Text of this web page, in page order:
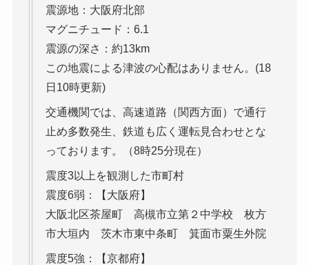
震源地：大阪府北部
マグニチュード：6.1
震源の深さ：約13km
この地震による津波の心配はありません。(18
日10時更新)
交通機関では、高速道路（関西方面）で通行
止め多数発生、鉄道も広く運転見合わせとな
っております。（8時25分現在）
震度3以上を観測した市町村
震度6弱：【大阪府】
大阪北区茶屋町 高槻市立第２中学校 枚方
市大垣内 茨木市東中条町 箕面市粟生外院
震度5強：【京都府】